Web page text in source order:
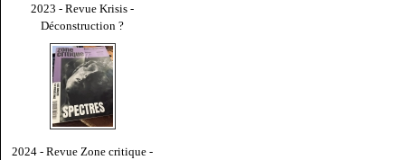
2023 - Revue Krisis -
Déconstruction ?
2024 - Revue Zone critique -